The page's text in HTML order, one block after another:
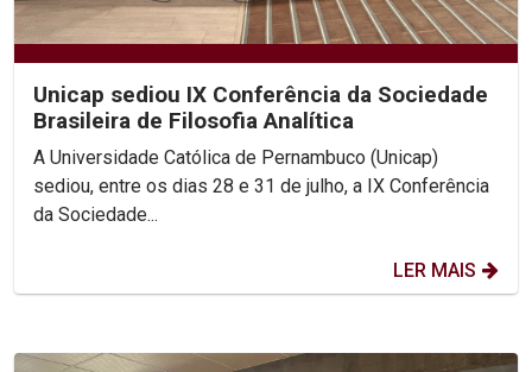
Unicap sediou IX Conferência da Sociedade
Brasileira de Filosofia Analítica
A Universidade Católica de Pernambuco (Unicap)
sediou, entre os dias 28 e 31 de julho, a IX Conferência
da Sociedade...
LER MAIS